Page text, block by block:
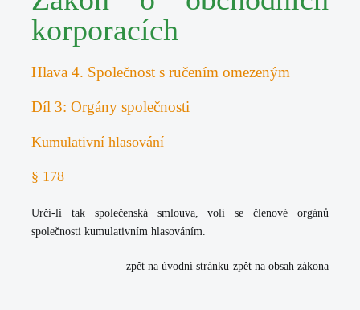
korporacích
Hlava 4. Společnost s ručením omezeným
Díl 3: Orgány společnosti
Kumulativní hlasování
§ 178
Určí-li tak společenská smlouva, volí se členové orgánů
společnosti kumulativním hlasováním.
zpět na obsah zákona
zpět na úvodní stránku